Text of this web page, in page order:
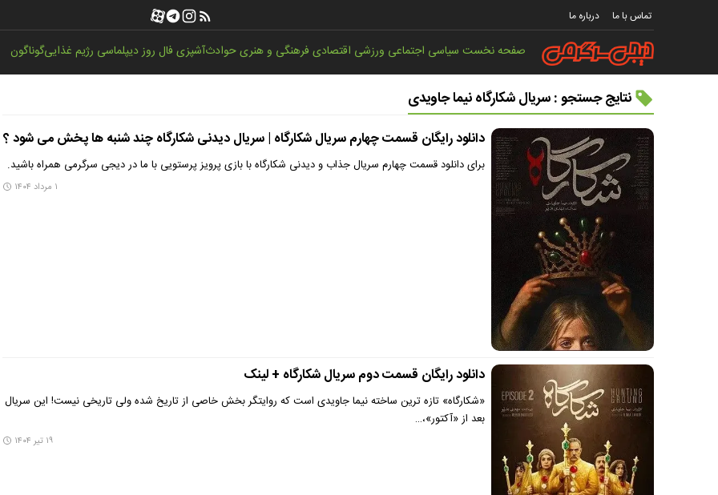
تماس با ما درباره ما
صفحه نخستسیاسی اجتماعی ورزشی اقتصادیفرهنگی و هنریحوادثآشپزیفال روزدیپلماسی رژیم غذاییگوناگون
نتایج جستجو : سریال شکارگاه نیما جاویدی
دانلود رایگان قسمت چهارم سریال شکارگاه | سریال دیدنی شکارگاه چند شنبه ها پخش می شود ؟
برای دانلود قسمت چهارم سریال جذاب و دیدنی شکارگاه با بازی پرویز پرستویی با ما در دیجی سرگرمی همراه باشید.
۱ مرداد ۱۴۰۴
دانلود رایگان قسمت دوم سریال شکارگاه + لینک
«شکارگاه» تازه ترین ساخته نیما جاویدی است که روایتگر بخش خاصی از تاریخ شده ولی تاریخی نیست! این سریال
بعد از «آکتور»،…
۱۹ تیر ۱۴۰۴